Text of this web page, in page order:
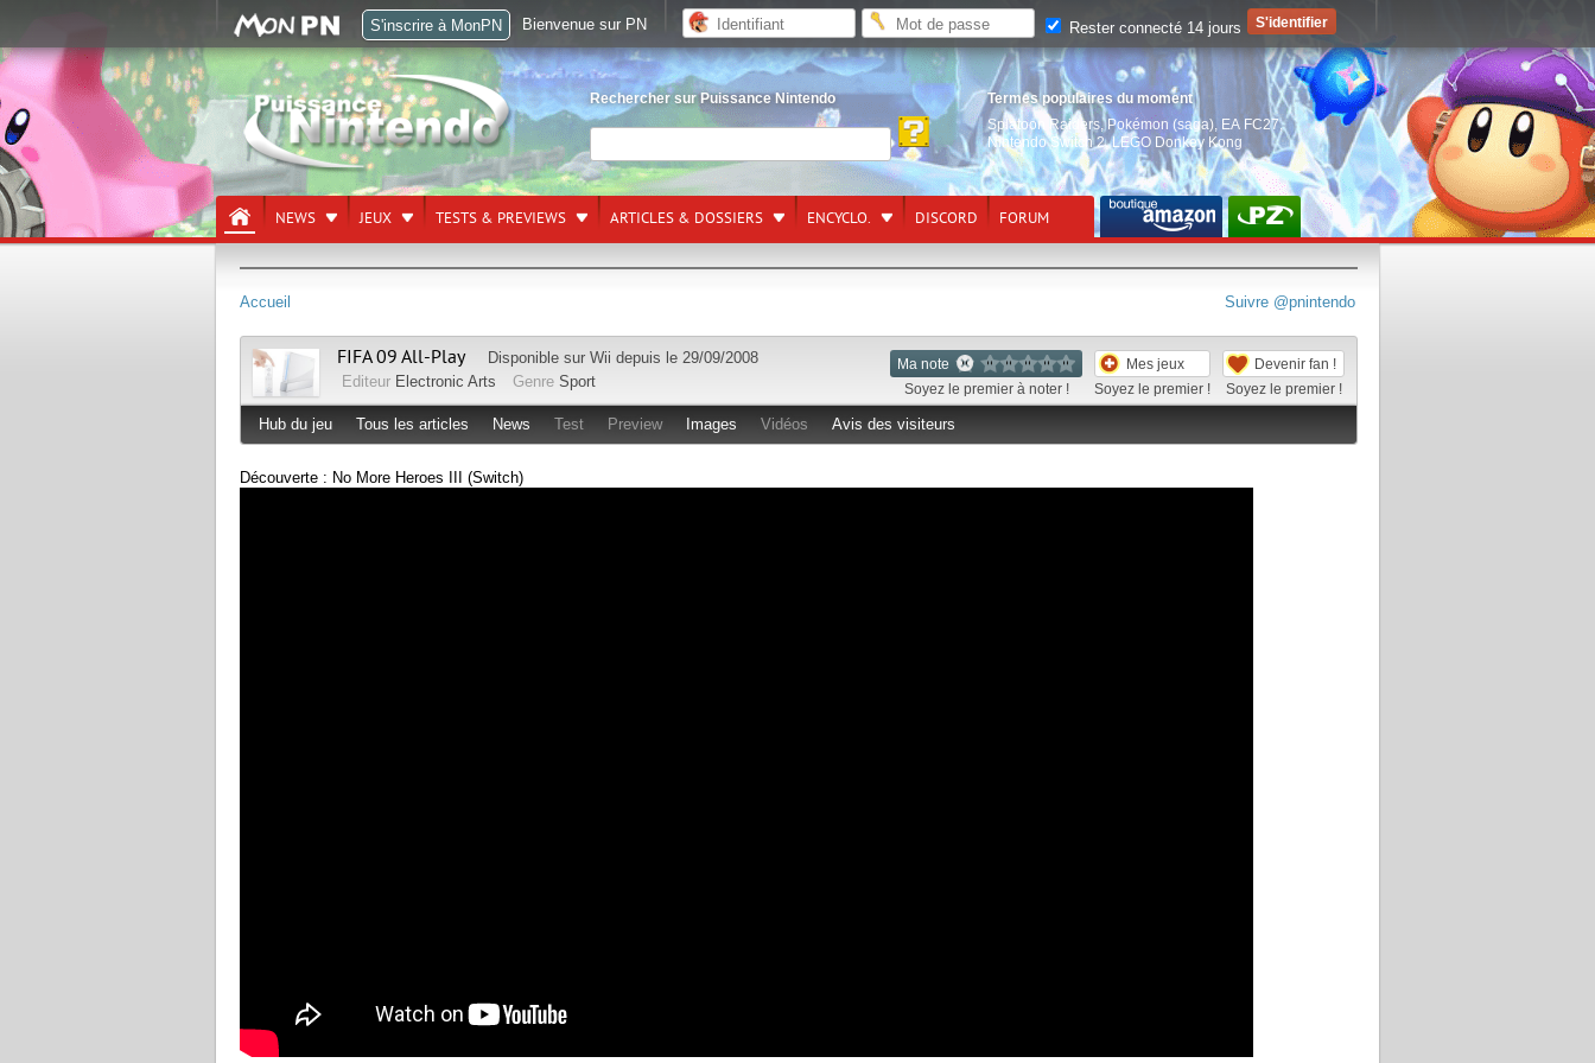
Rechercher sur Puissance Nintendo
Termes populaires du moment
Splatoon Raiders, Pokémon (saga) EA FC27,
Nintendo Switch 2,LEGO Donkey Kong
NEWS JEUX TESTS & PREVIEWS ARTICLES & DOSSIERS ENCYCLO. DISCORD FORUM
Suivre @pnintendo
Accueil
Ma note
Soyez le premier à noter !
Mes jeux
Soyez le premier !
Devenir fan !
Soyez le premier !
FIFA 09 All-Play Disponible sur Wii depuis le 29/09/2008
Editeur Electronic Arts Genre Sport
Hub du jeu Tous les articles News Test Preview Images Vidéos Avis des visiteurs
Découverte : No More Heroes III (Switch)
S'inscrire à MonPN Bienvenue sur PN Rester connecté 14 jours